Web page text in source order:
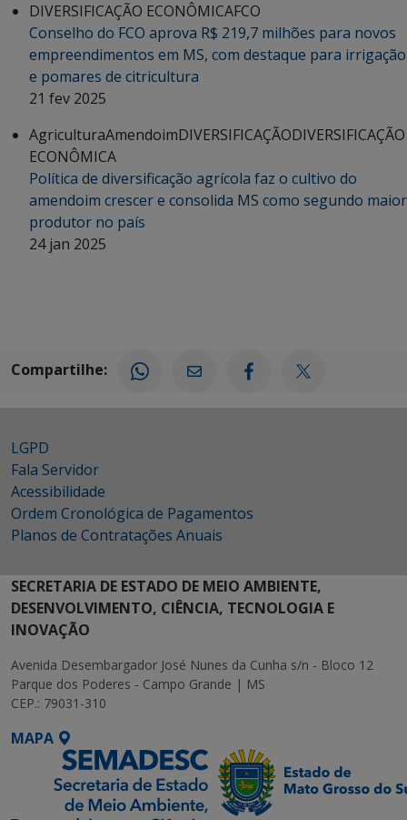
DIVERSIFICAÇÃO ECONÔMICAFCO
Conselho do FCO aprova R$ 219,7 milhões para novos
empreendimentos em MS, com destaque para irrigação
e pomares de citricultura
21 fev 2025
AgriculturaAmendoimDIVERSIFICAÇÃODIVERSIFICAÇÃO
ECONÔMICA
Política de diversificação agrícola faz o cultivo do
amendoim crescer e consolida MS como segundo maior
produtor no país
24 jan 2025
Compartilhe:
LGPD
Fala Servidor
Acessibilidade
Ordem Cronológica de Pagamentos
Planos de Contratações Anuais
SECRETARIA DE ESTADO DE MEIO AMBIENTE,
DESENVOLVIMENTO, CIÊNCIA, TECNOLOGIA E
INOVAÇÃO
Avenida Desembargador José Nunes da Cunha s/n - Bloco 12
Parque dos Poderes - Campo Grande | MS
CEP.: 79031-310
MAPA